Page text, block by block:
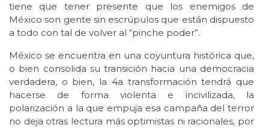
tiene que tener presente que los enemigos de
México son gente sin escrúpulos que están dispuesto
a todo con tal de volver al “pinche poder”.
México se encuentra en una coyuntura histórica que,
o bien consolida su transición hacia una democracia
verdadera, o bien, la 4a transformación tendrá que
hacerse de forma violenta e incivilizada, la
polarización a la que empuja esa campaña del terror
no deja otras lectura más optimistas ni racionales, por